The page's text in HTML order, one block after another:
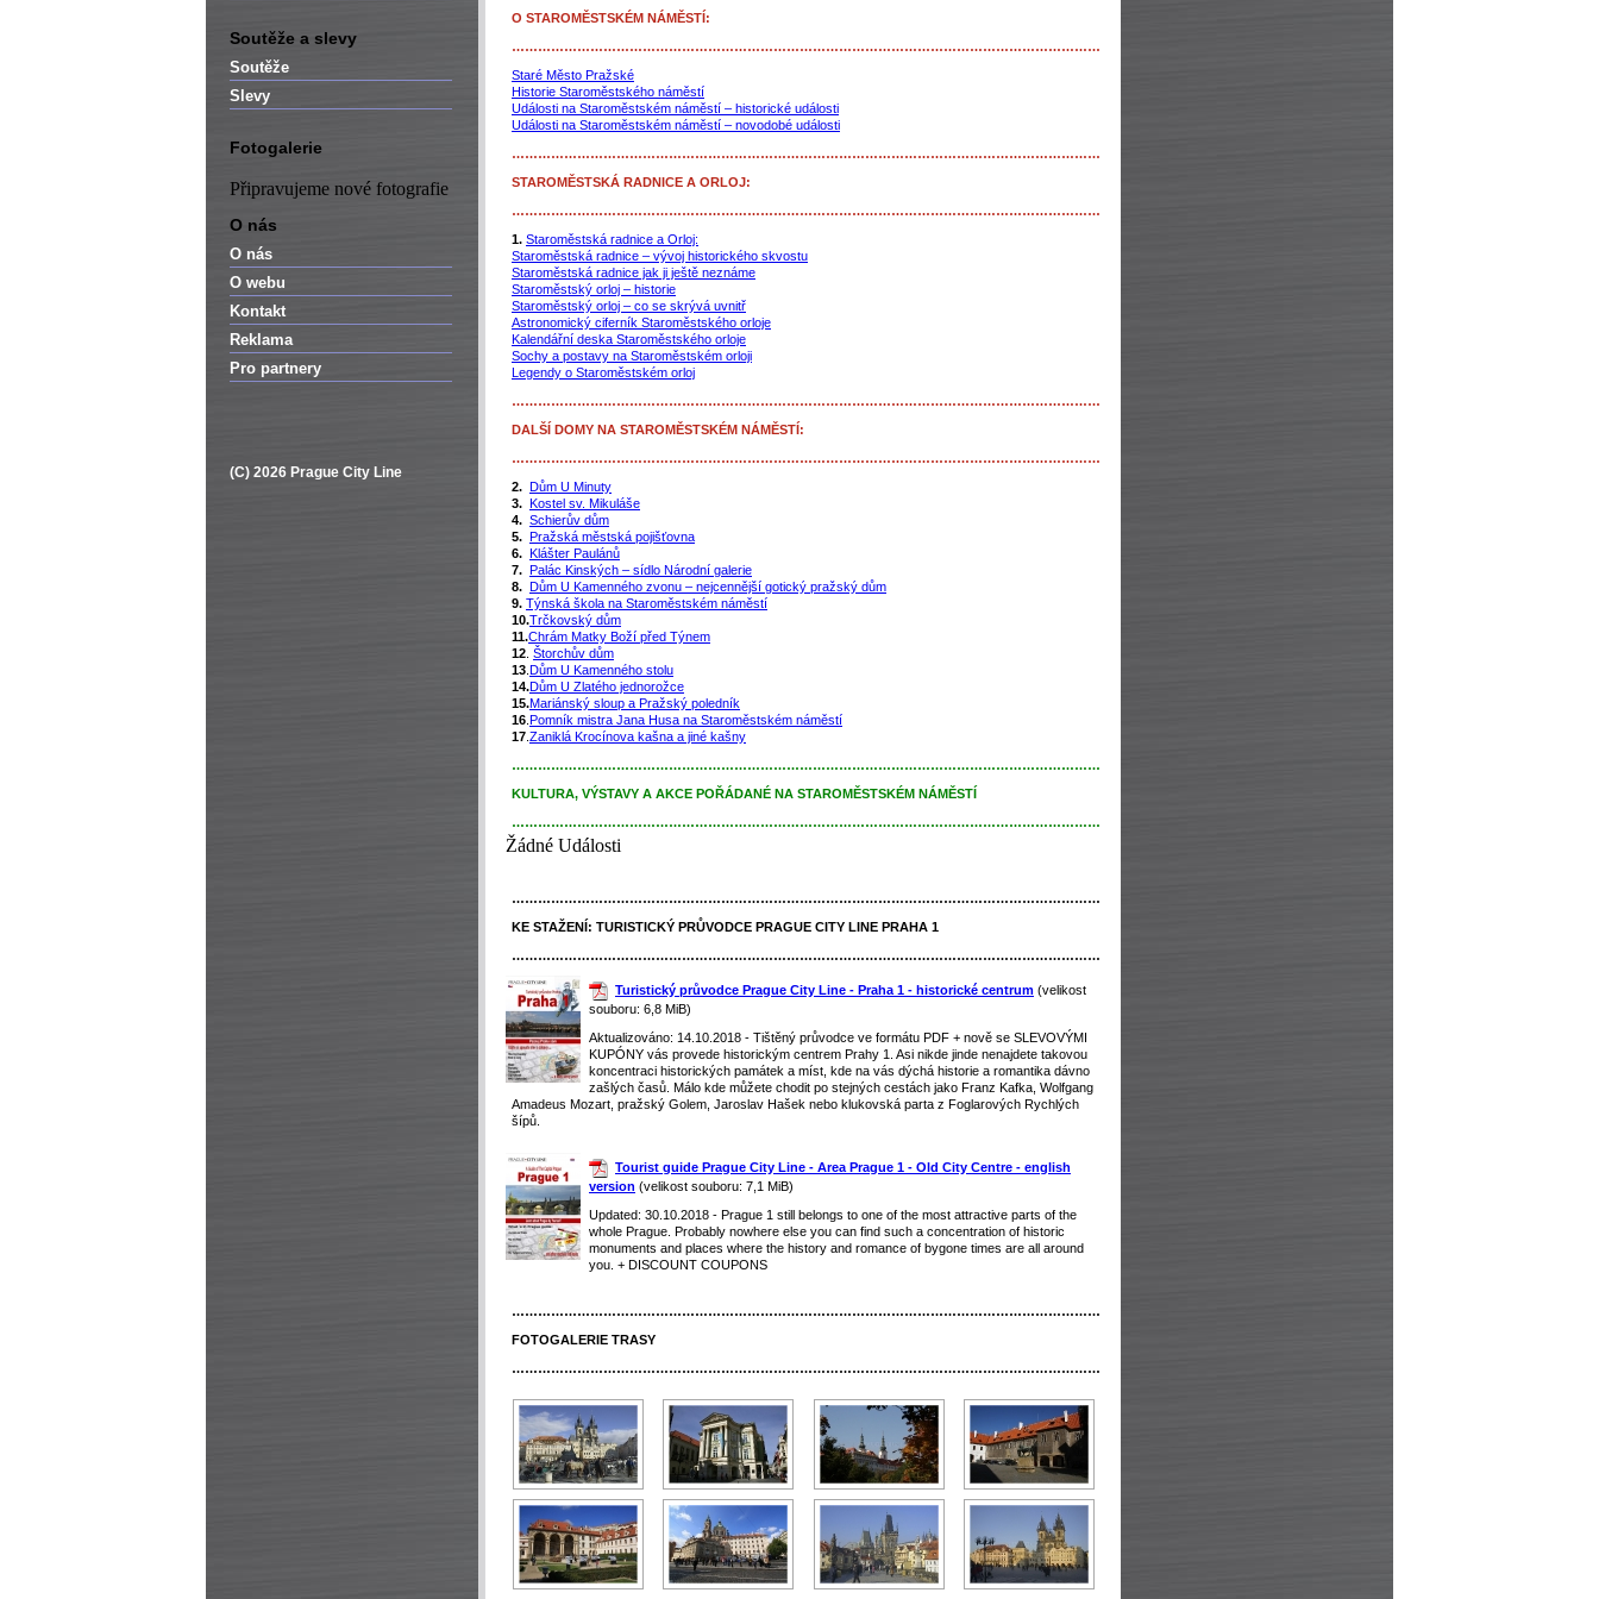
Soutěže a slevy
Soutěže
Slevy
Fotogalerie
Připravujeme nové fotografie
O nás
O nás
O webu
Kontakt
Reklama
Pro partnery
(C) 2026 Prague City Line
O STAROMĚSTSKÉM NÁMĚSTÍ:
………………………………………………………………………………………………………………………
Staré Město Pražské
Historie Staroměstského náměstí
Události na Staroměstském náměstí – historické události
Události na Staroměstském náměstí – novodobé události
………………………………………………………………………………………………………………………
STAROMĚSTSKÁ RADNICE A ORLOJ:
………………………………………………………………………………………………………………………
1. Staroměstská radnice a Orloj:
Staroměstská radnice – vývoj historického skvostu
Staroměstská radnice jak ji ještě neznáme
Staroměstský orloj – historie
Staroměstský orloj – co se skrývá uvnitř
Astronomický ciferník Staroměstského orloje
Kalendářní deska Staroměstského orloje
Sochy a postavy na Staroměstském orloji
Legendy o Staroměstském orloj
………………………………………………………………………………………………………………………
DALŠÍ DOMY NA STAROMĚSTSKÉM NÁMĚSTÍ:
………………………………………………………………………………………………………………………
2. Dům U Minuty
3. Kostel sv. Mikuláše
4. Schierův dům
5. Pražská městská pojišťovna
6. Klášter Paulánů
7. Palác Kinských – sídlo Národní galerie
8. Dům U Kamenného zvonu – nejcennější gotický pražský dům
9. Týnská škola na Staroměstském náměstí
10.Trčkovský dům
11.Chrám Matky Boží před Týnem
12 Štorchův dům
13 Dům U Kamenného stolu
14.Dům U Zlatého jednorožce
15.Mariánský sloup a Pražský poledník
16 Pomník mistra Jana Husa na Staroměstském náměstí
17 Zaniklá Krocínova kašna a jiné kašny
………………………………………………………………………………………………………………………
KULTURA, VÝSTAVY A AKCE POŘÁDANÉ NA STAROMĚSTSKÉM NÁMĚSTÍ
………………………………………………………………………………………………………………………
Žádné Události
………………………………………………………………………………………………………………………
KE STAŽENÍ: TURISTICKÝ PRŮVODCE PRAGUE CITY LINE PRAHA 1
………………………………………………………………………………………………………………………
Turistický průvodce Prague City Line - Praha 1 - historické centrum (velikost
souboru: 6,8 MiB)
Aktualizováno: 14.10.2018 - Tištěný průvodce ve formátu PDF + nově se SLEVOVÝMI
KUPÓNY vás provede historickým centrem Prahy 1. Asi nikde jinde nenajdete takovou
koncentraci historických památek a míst, kde na vás dýchá historie a romantika dávno
zašlých časů. Málo kde můžete chodit po stejných cestách jako Franz Kafka, Wolfgang
Amadeus Mozart, pražský Golem, Jaroslav Hašek nebo klukovská parta z Foglarových Rychlých
šípů.
Tourist guide Prague City Line - Area Prague 1 - Old City Centre - english
version (velikost souboru: 7,1 MiB)
Updated: 30.10.2018 - Prague 1 still belongs to one of the most attractive parts of the
whole Prague. Probably nowhere else you can find such a concentration of historic
monuments and places where the history and romance of bygone times are all around
you. + DISCOUNT COUPONS
………………………………………………………………………………………………………………………
FOTOGALERIE TRASY
………………………………………………………………………………………………………………………